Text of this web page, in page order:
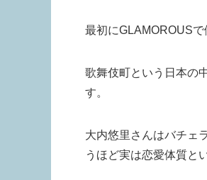
最初にGLAMOROUSで
歌舞伎町という日本の
す。
大内悠里さんはバチェ
うほど実は恋愛体質と